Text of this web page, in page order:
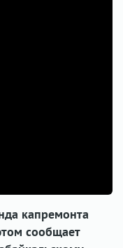
капремонта
сообщает